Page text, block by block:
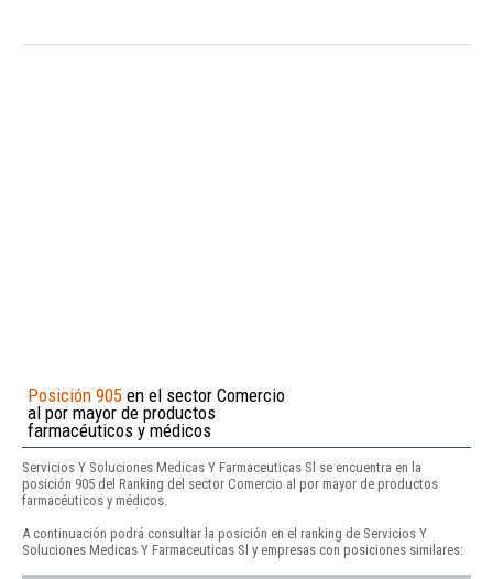
Posición 905 en el sector Comercio
al por mayor de productos
farmacéuticos y médicos
Servicios Y Soluciones Medicas Y Farmaceuticas Sl se encuentra en la
posición 905 del Ranking del sector Comercio al por mayor de productos
farmacéuticos y médicos.
A continuación podrá consultar la posición en el ranking de Servicios Y
Soluciones Medicas Y Farmaceuticas Sl y empresas con posiciones similares: